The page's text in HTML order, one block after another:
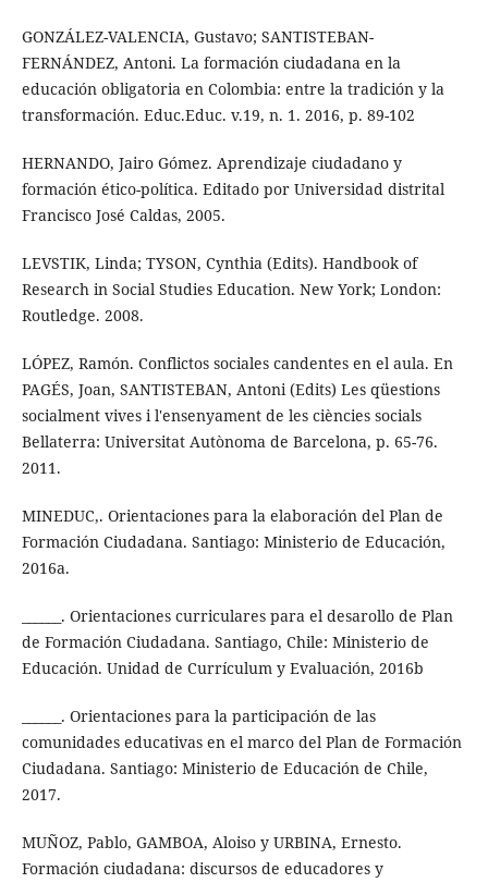
GONZÁLEZ-VALENCIA, Gustavo; SANTISTEBAN-
FERNÁNDEZ, Antoni. La formación ciudadana en la
educación obligatoria en Colombia: entre la tradición y la
transformación. Educ.Educ. v.19, n. 1. 2016, p. 89-102
HERNANDO, Jairo Gómez. Aprendizaje ciudadano y
formación ético-política. Editado por Universidad distrital
Francisco José Caldas, 2005.
LEVSTIK, Linda; TYSON, Cynthia (Edits). Handbook of
Research in Social Studies Education. New York; London:
Routledge. 2008.
LÓPEZ, Ramón. Conflictos sociales candentes en el aula. En
PAGÉS, Joan, SANTISTEBAN, Antoni (Edits) Les qüestions
socialment vives i l'ensenyament de les ciències socials
Bellaterra: Universitat Autònoma de Barcelona, p. 65-76.
2011.
MINEDUC,. Orientaciones para la elaboración del Plan de
Formación Ciudadana. Santiago: Ministerio de Educación,
2016a.
______. Orientaciones curriculares para el desarollo de Plan
de Formación Ciudadana. Santiago, Chile: Ministerio de
Educación. Unidad de Currículum y Evaluación, 2016b
______. Orientaciones para la participación de las
comunidades educativas en el marco del Plan de Formación
Ciudadana. Santiago: Ministerio de Educación de Chile,
2017.
MUÑOZ, Pablo, GAMBOA, Aloiso y URBINA, Ernesto.
Formación ciudadana: discursos de educadores y